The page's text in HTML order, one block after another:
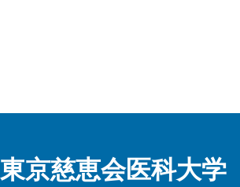
東京慈恵会医科大学